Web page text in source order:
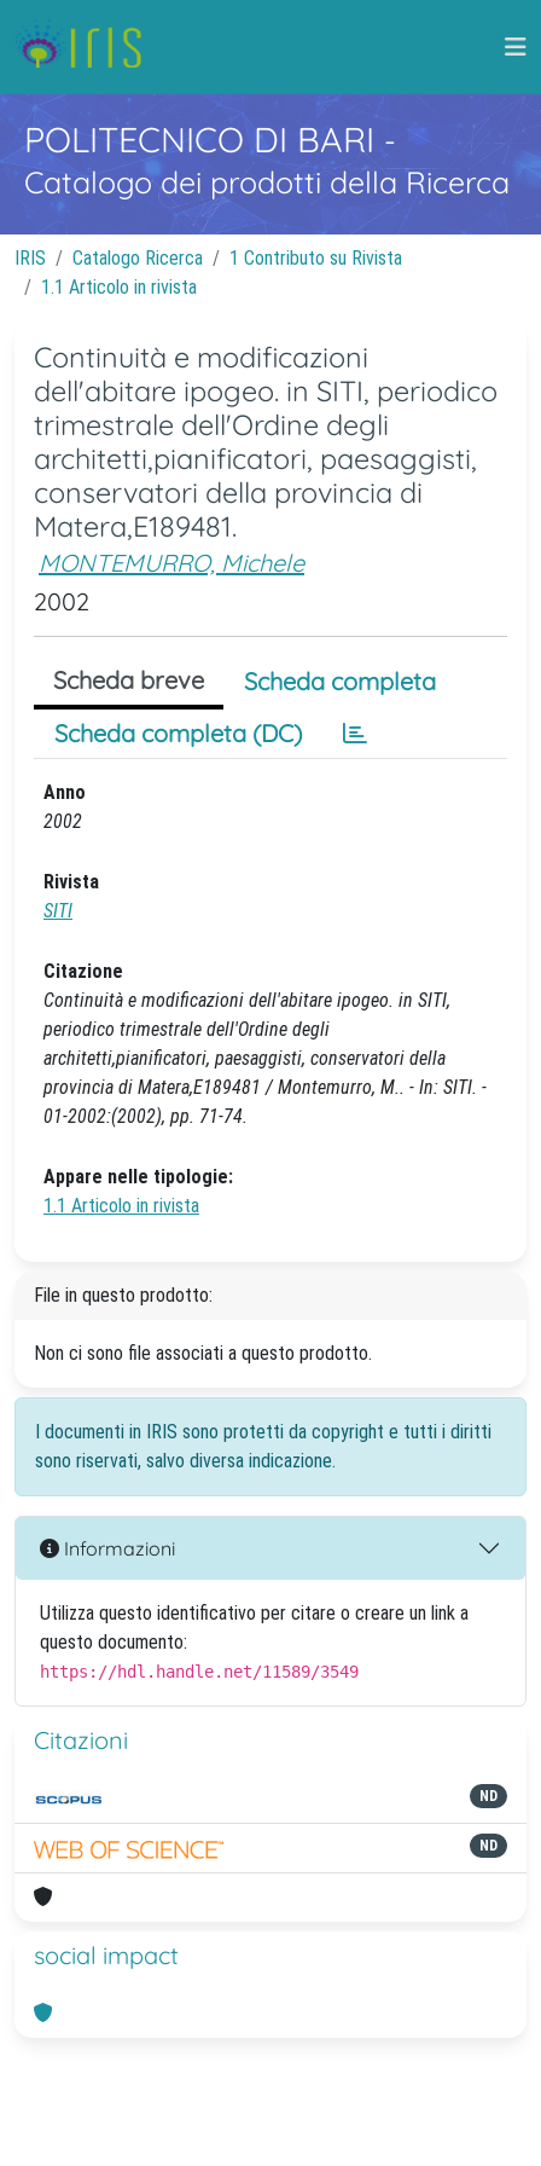
POLITECNICO DI BARI -
Catalogo dei prodotti della Ricerca
IRIS Catalogo Ricerca
1 Contributo su Rivista
1.1 Articolo in rivista
Continuità e modificazioni
dell'abitare ipogeo. in SITI, periodico
trimestrale dell'Ordine degli
architetti,pianificatori, paesaggisti,
conservatori della provincia di
Matera,E189481.
MONTEMURRO, Michele
2002
Scheda breve
Scheda completa
Scheda completa (DC)
Anno
2002
Rivista
SITI
Citazione
Continuità e modificazioni dell'abitare ipogeo. in SITI,
periodico trimestrale dell'Ordine degli
architetti,pianificatori, paesaggisti, conservatori della
provincia di Matera,E189481 / Montemurro, M.. - In: SITI. -
01-2002:(2002), pp. 71-74.
Appare nelle tipologie:
1.1 Articolo in rivista
File in questo prodotto:
Non ci sono file associati a questo prodotto.
I documenti in IRIS sono protetti da copyright e tutti i diritti
sono riservati, salvo diversa indicazione.
Informazioni
Utilizza questo identificativo per citare o creare un link a
questo documento:
https://hdl.handle.net/11589/3549
Citazioni
ND
ND
social impact